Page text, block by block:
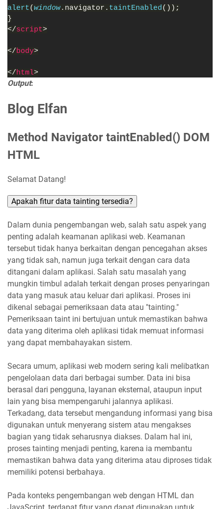
alert(window.navigator. taintEnabled ());
}
</script>
</body>
</html>
Output:
Blog Elfan
Method Navigator taintEnabled() DOM
HTML
Selamat Datang!
Dalam dunia pengembangan web, salah satu aspek yang
penting adalah keamanan aplikasi web. Keamanan
tersebut tidak hanya berkaitan dengan pencegahan akses
yang tidak sah, namun juga terkait dengan cara data
ditangani dalam aplikasi. Salah satu masalah yang
mungkin timbul adalah terkait dengan proses penyaringan
data yang masuk atau keluar dari aplikasi. Proses ini
dikenal sebagai pemeriksaan data atau "tainting."
Pemeriksaan taint ini bertujuan untuk memastikan bahwa
data yang diterima oleh aplikasi tidak memuat informasi
yang dapat membahayakan sistem.
Secara umum, aplikasi web modern sering kali melibatkan
pengelolaan data dari berbagai sumber. Data ini bisa
berasal dari pengguna, layanan eksternal, ataupun input
lain yang bisa mempengaruhi jalannya aplikasi.
Terkadang, data tersebut mengandung informasi yang bisa
digunakan untuk menyerang sistem atau mengakses
bagian yang tidak seharusnya diakses. Dalam hal ini,
proses tainting menjadi penting, karena ia membantu
memastikan bahwa data yang diterima atau diproses tidak
memiliki potensi berbahaya.
Pada konteks pengembangan web dengan HTML dan
JavaScript, terdapat fitur yang dapat digunakan untuk